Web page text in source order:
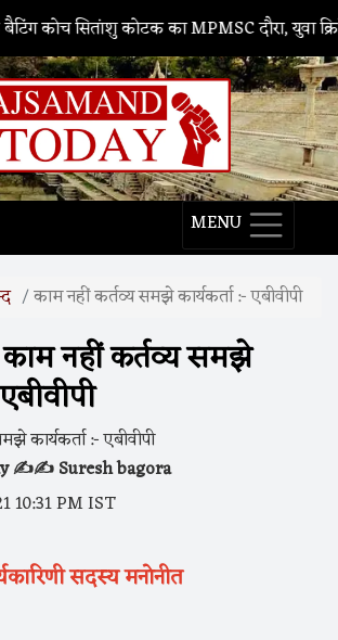
सितांशु कोटक का MPMSC दौरा, युवा
MENU
काम नहीं कर्तव्य समझे कार्यकर्ता :- एबीवीपी
नहीं कर्तव्य समझे
✍️✍️ Suresh bagora
10:31 PM IST
सदस्य मनोनीत